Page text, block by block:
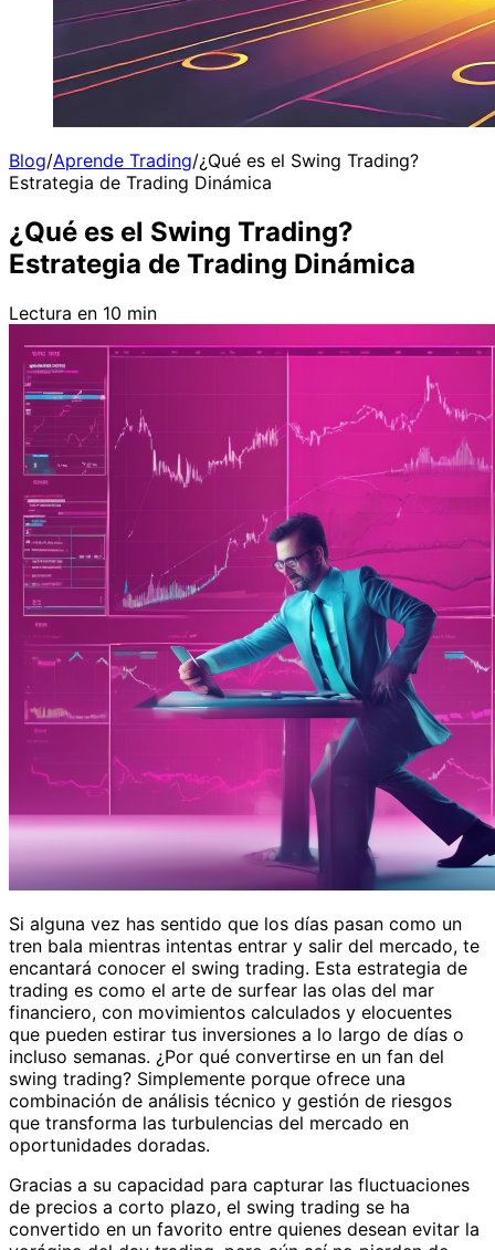
Blog/Aprende Trading/¿Qué es el Swing Trading?
Estrategia de Trading Dinámica
¿Qué es el Swing Trading?
Estrategia de Trading Dinámica
Lectura en 10 min
Si alguna vez has sentido que los días pasan como un
tren bala mientras intentas entrar y salir del mercado, te
encantará conocer el swing trading. Esta estrategia de
trading es como el arte de surfear las olas del mar
financiero, con movimientos calculados y elocuentes
que pueden estirar tus inversiones a lo largo de días o
incluso semanas. ¿Por qué convertirse en un fan del
swing trading? Simplemente porque ofrece una
combinación de análisis técnico y gestión de riesgos
que transforma las turbulencias del mercado en
oportunidades doradas.
Gracias a su capacidad para capturar las fluctuaciones
de precios a corto plazo, el swing trading se ha
convertido en un favorito entre quienes desean evitar la